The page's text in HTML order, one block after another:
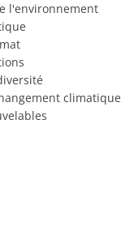
l'environnement
climatique